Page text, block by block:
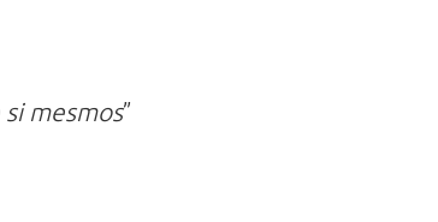
mesmos”